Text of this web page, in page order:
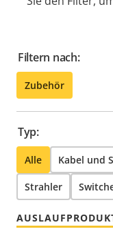
Filtern nach:
Zubehör
Typ:
Alle Kabel und
Strahler